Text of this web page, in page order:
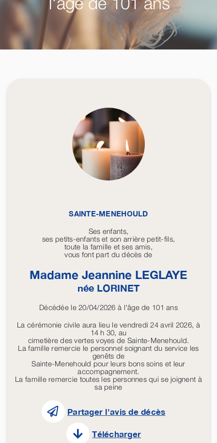
SAINTE-MENEHOULD
Ses enfants,
ses petits-enfants et son arrière petit-fils,
toute la famille et ses amis,
vous font part du décès de
Madame Jeannine LEGLAYE
née LORINET
Décédée le 20/04/2026 à l'âge de 101 ans
La cérémonie civile aura lieu le vendredi 24 avril 2026, à
14 h 30, au
cimetière des vertes voyes de Sainte-Menehould.
La famille remercie le personnel soignant du service les
genêts de
Sainte-Menehould pour leurs bons soins et leur
accompagnement.
La famille remercie toutes les personnes qui se joignent à
sa peine
Partager l'avis de décès
Télécharger